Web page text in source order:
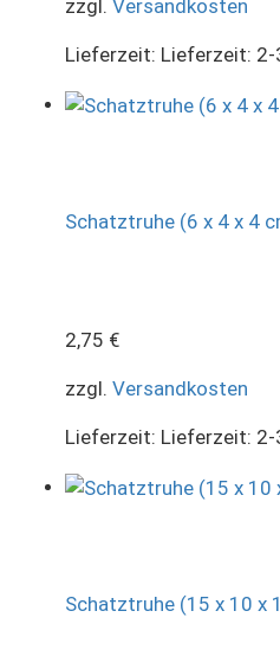
zzgl. Versandkosten
Lieferzeit: Lieferzeit:
Schatztruhe (6 x 4 x 4
2,75 €
zzgl. Versandkosten
Lieferzeit: Lieferzeit:
Schatztruhe (15 x 10 x